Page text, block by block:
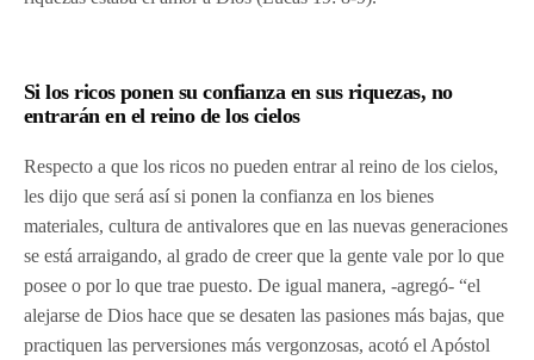
Si los ricos ponen su confianza en sus riquezas, no
entrarán en el reino de los cielos
Respecto a que los ricos no pueden entrar al reino de los cielos,
les dijo que será así si ponen la confianza en los bienes
materiales, cultura de antivalores que en las nuevas generaciones
se está arraigando, al grado de creer que la gente vale por lo que
posee o por lo que trae puesto. De igual manera, -agregó- “el
alejarse de Dios hace que se desaten las pasiones más bajas, que
practiquen las perversiones más vergonzosas, acotó el Apóstol